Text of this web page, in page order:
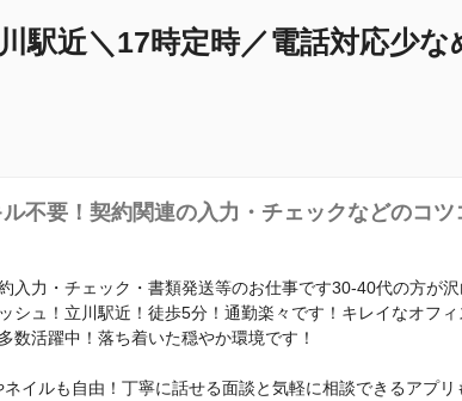
駅近＼17時定時／電話対応少な
不要！契約関連の入力・チェックなどのコツ
入力・チェック・書類発送等のお仕事です30-40代の方が
シュ！立川駅近！徒歩5分！通勤楽々です！キレイなオフ
数活躍中！落ち着いた穏やか環境です！
イルも自由！丁寧に話せる面談と気軽に相談できるアプリ